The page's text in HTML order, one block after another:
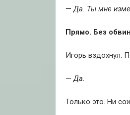
—Да. Ты мне
Прямо. Без
Игорь вздохнул.
—Да.
Только это. Ни